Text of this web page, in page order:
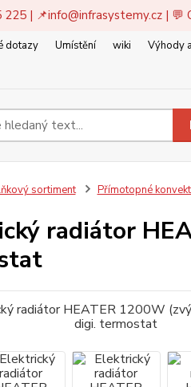
225 | 📌info@infrasystemy.cz| 💬
dotazy Umístění wiki Výhody
sortiment Přímotopné
radiátor